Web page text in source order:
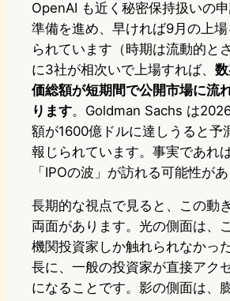
OpenAI も近く秘密保持扱いの
準備を進め、早ければ9月の上
られています（時期は流動的と
に3社が相次いで上場すれば、
価総額が短期間で公開市場に流
ります。Goldman Sachs は
額が1600億ドルに達しうると予
報じられています。事実であれ
「IPOの波」が訪れる可能性があ
長期的な視点で見ると、この動
両面があります。光の側面は、
機関投資家しか触れられなかっ
長に、一般の投資家が直接アク
になることです。影の側面は、